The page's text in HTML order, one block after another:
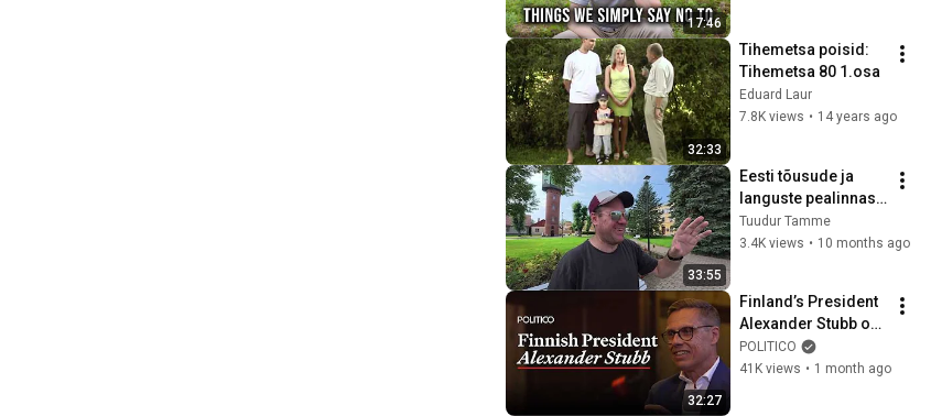
17:46
32:33
Tihemetsa poisid:
Tihemetsa 80 1.osa
Eduard Laur
7.8K views • 14 years ago
33:55
Eesti tõusude ja
languste pealinnas!
(EP 9) VILJANDI
Tuudur Tamme
3.4K views • 10 months ago
32:27
Finland’s President
Alexander Stubb on
Trump's NATO
strategy, Iran and
POLITICO
41K views • 1 month ago